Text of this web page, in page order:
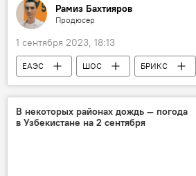
Рамиз Бахтияров
Продюсер
1 сентября 2023, 18:13
ЕАЭС ШОС
БРИКС
эксперт
саммит
Общество
Бахтиёр Эргашев
Узбекистан
В некоторых районах дождь — погода
в Узбекистане на 2 сентября